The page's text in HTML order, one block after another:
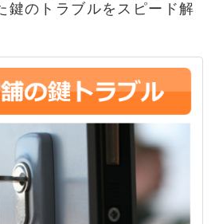
鍵のトラブルをスピード解